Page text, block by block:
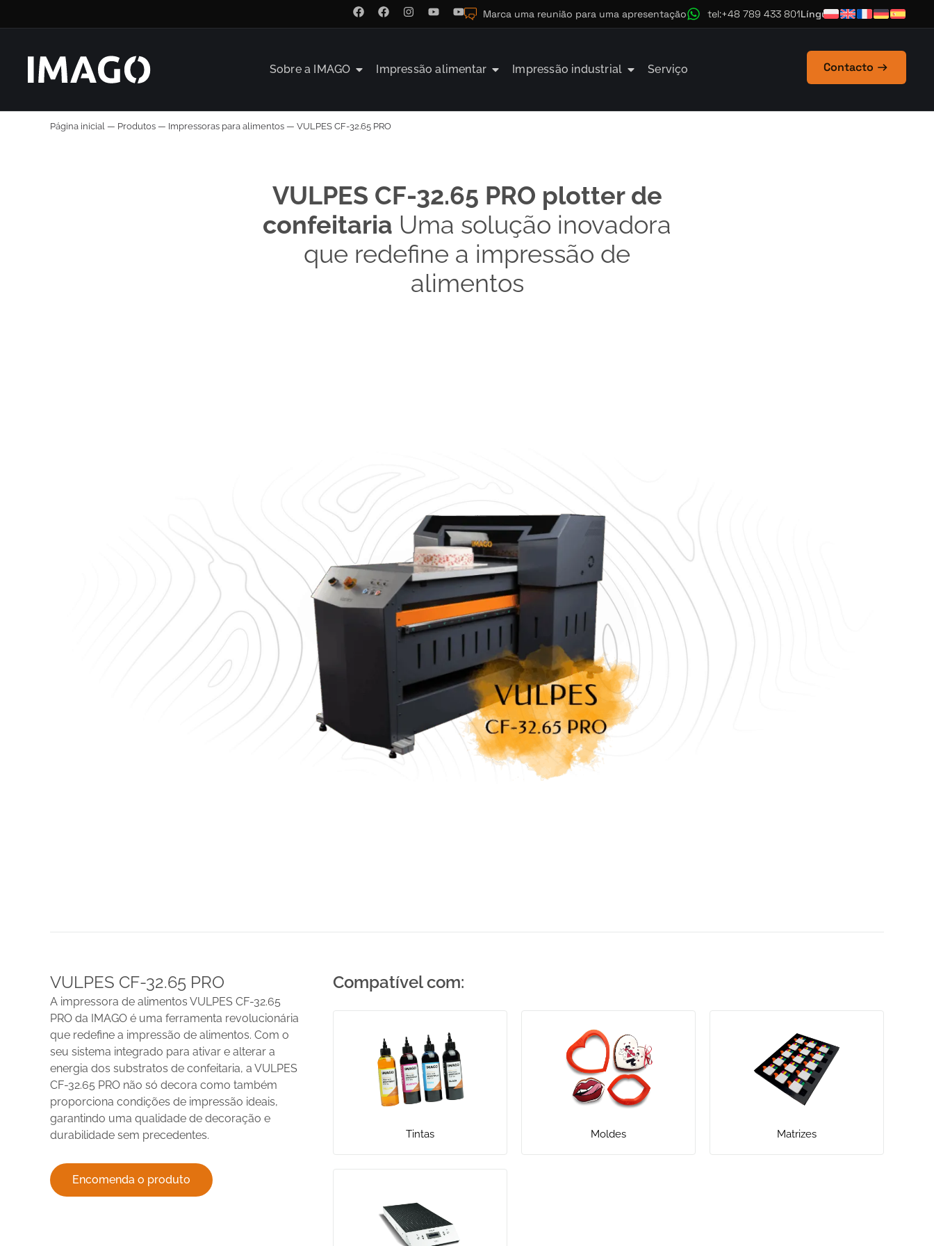
Marca uma reunião para uma apresentação tel:+48 789 433 801Língua
Sobre a IMAGO Impressão alimentar Impressão industrial Serviço Contacto
Página inicial — Produtos — Impressoras para alimentos — VULPES CF-32.65 PRO
VULPES CF-32.65 PRO plotter de
confeitaria Uma solução inovadora
que redefine a impressão de
alimentos
VULPES CF-32.65 PRO
A impressora de alimentos VULPES CF-32.65
PRO da IMAGO é uma ferramenta revolucionária
que redefine a impressão de alimentos. Com o
seu sistema integrado para ativar e alterar a
energia dos substratos de confeitaria, a VULPES
CF-32.65 PRO não só decora como também
proporciona condições de impressão ideais,
garantindo uma qualidade de decoração e
durabilidade sem precedentes.
Encomenda o produto
Compatível com:
Tintas Moldes Matrizes